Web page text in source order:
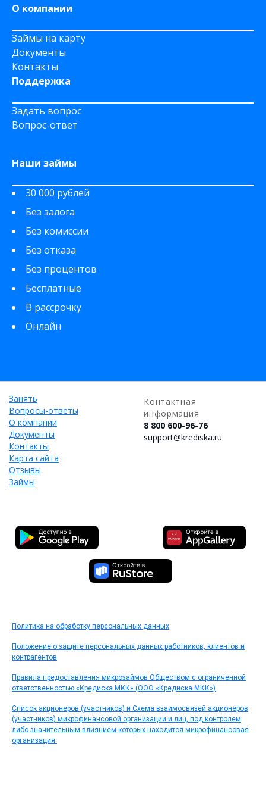
О компании
Займы на карту
Документы
Контакты
Поддержка
Задать вопрос
Вопрос-ответ
Наши займы
30 000 рублей
Без залога
Без комиссии
Без отказа
Без процентов
Бесплатные
В рассрочку
Онлайн
Занять
Вопросы-ответы
О компании
Документы
Контакты
Карта сайта
Отзывы
Займы
Контактная
информация
8 800 600-96-76
support@krediska.ru
Политика на обработку персональных данных
Положение о защите персональных данных работников, клиентов и
контрагентов
Правила предоставления микрозаймов Обществом с ограниченной
ответственностью «Кредиска МКК» (ООО «Кредиска МКК»)
Список акционеров (участников) и Схема взаимосвязей акционеров
(участников) микрофинансовой организации и лиц, под контролем
либо значительным влиянием которых находится микрофинансовая
организация.